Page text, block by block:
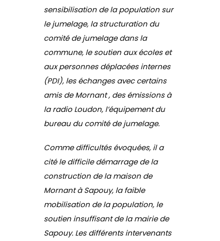
sensibilisation de la population sur
le jumelage, la structuration du
comité de jumelage dans la
commune, le soutien aux écoles et
aux personnes déplacées internes
(PDI), les échanges avec certains
amis de Mornant , des émissions à
la radio Loudon, l’équipement du
bureau du comité de jumelage.
Comme difficultés évoquées, il a
cité le difficile démarrage de la
construction de la maison de
Mornant à Sapouy, la faible
mobilisation de la population, le
soutien insuffisant de la mairie de
Sapouy. Les différents intervenants